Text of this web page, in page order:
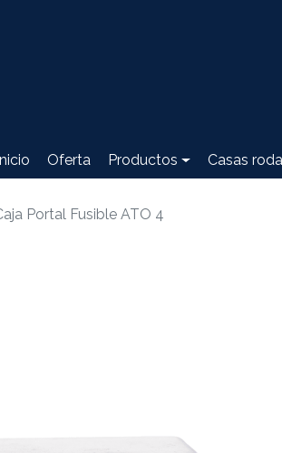
Oferta Productos Casas
Portal Fusible ATO 4